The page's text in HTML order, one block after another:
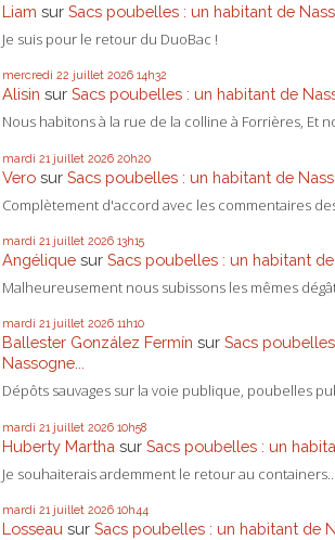
Liam sur Sacs poubelles : un habitant de
Je suis pour le retour du DuoBac !
mercredi 22 juillet 2026 14h32
Alisin sur Sacs poubelles : un habitant de
Nous habitons à la rue de la colline à Forrières, Et
mardi 21 juillet 2026 20h20
Vero sur Sacs poubelles : un habitant de
Complètement d'accord avec les commentaires
mardi 21 juillet 2026 13h15
Angélique sur Sacs poubelles : un habitant de
Malheureusement nous subissons les mêmes
mardi 21 juillet 2026 11h10
Ballester González Fermín sur Sacs
Nassogne...
Dépôts sauvages sur la voie publique, poubelles
mardi 21 juillet 2026 10h58
Huberty Martha sur Sacs poubelles : un
Je souhaiterais ardemment le retour au containers...
mardi 21 juillet 2026 10h44
Losseau sur Sacs poubelles : un habitant de